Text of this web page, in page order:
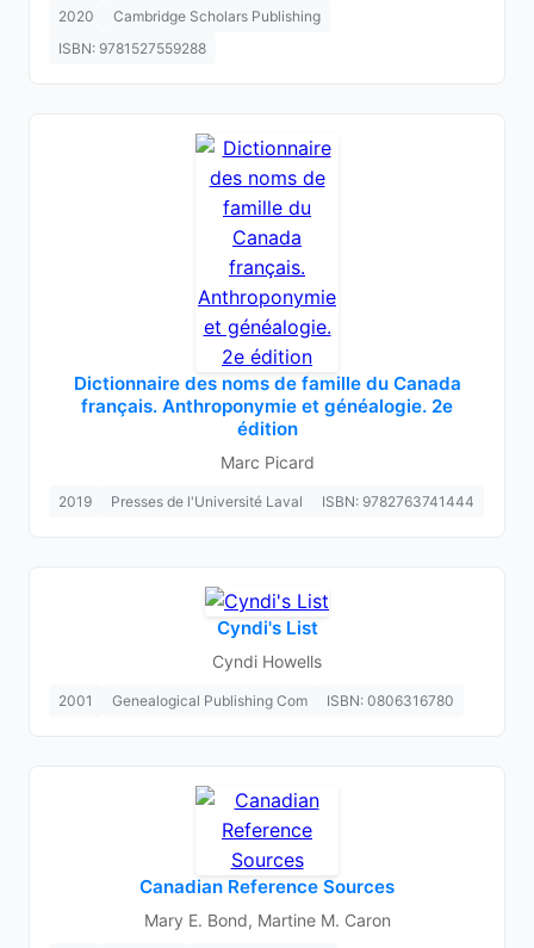
2020
Cambridge Scholars Publishing
ISBN: 9781527559288
Dictionnaire des noms de famille du Canada
français. Anthroponymie et généalogie. 2e
édition
Marc Picard
2019 Presses de l'Université Laval ISBN: 9782763741444
Cyndi's List
Cyndi Howells
2001 Genealogical Publishing Com ISBN: 0806316780
Canadian Reference Sources
Mary E. Bond, Martine M. Caron